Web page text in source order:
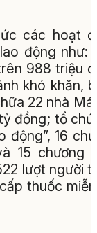
các hoạt
động như:
988 triệu
khó khăn,
22 nhà
đồng; tổ
động”, 16
15 chương
lượt người
thuốc